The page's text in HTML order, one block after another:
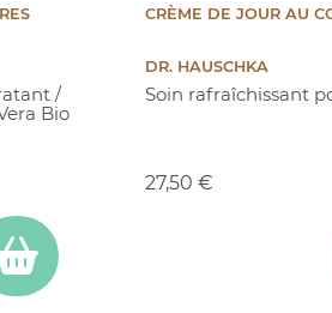
/
Bio
CRÈME DE JOUR AU
DR. HAUSCHKA
Soin rafraîchissant
27,50 €